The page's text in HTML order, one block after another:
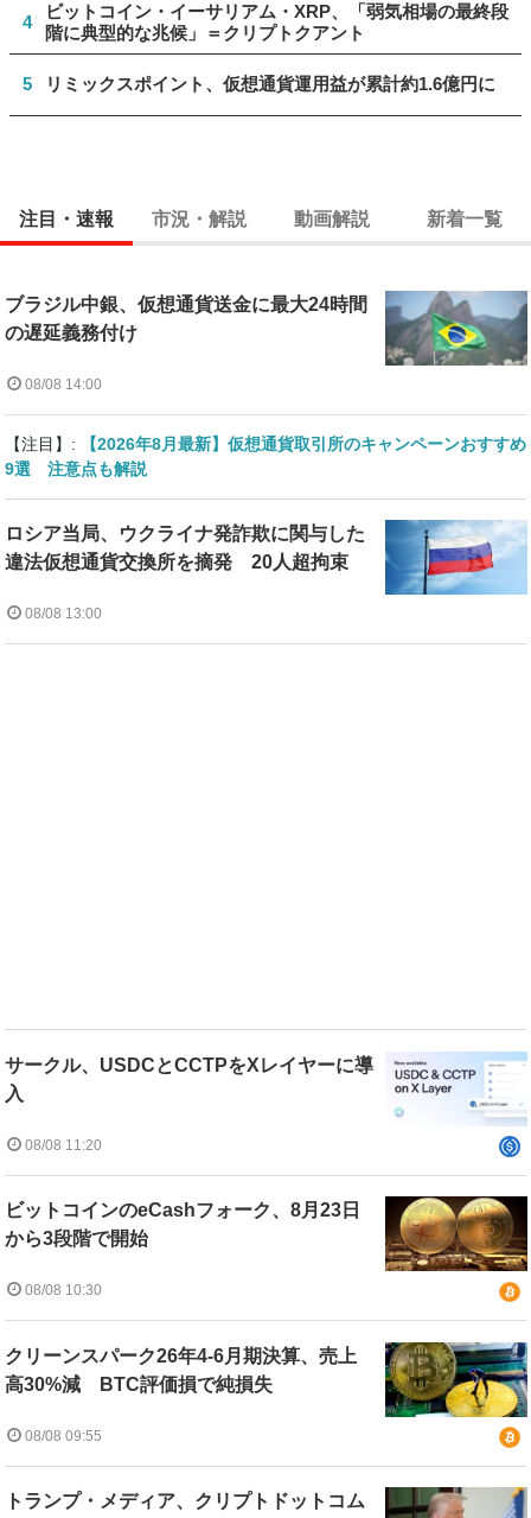
4
ビットコイン・イーサリアム・XRP、「弱気相場の最終段
階に典型的な兆候」＝クリプトクアント
5 リミックスポイント、仮想通貨運用益が累計約1.6億円に
注目・速報 市況・解説 動画解説 新着一覧
ブラジル中銀、仮想通貨送金に最大24時間
の遅延義務付け
08/08 14:00
【注目】:
【2026年8月最新】仮想通貨取引所のキャンペーンおすすめ
9選 注意点も解説
ロシア当局、ウクライナ発詐欺に関与した
違法仮想通貨交換所を摘発 20人超拘束
08/08 13:00
サークル、USDCとCCTPをXレイヤーに導
入
08/08 11:20
ビットコインのeCashフォーク、8月23日
から3段階で開始
08/08 10:30
クリーンスパーク26年4-6月期決算、売上
高30%減 BTC評価損で純損失
08/08 09:55
トランプ・メディア、クリプトドットコム